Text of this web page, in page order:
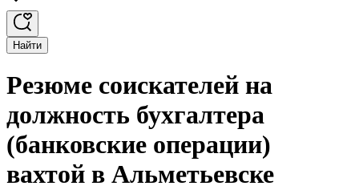
Найти
Резюме соискателей на
должность бухгалтера
(банковские операции)
вахтой в Альметьевске